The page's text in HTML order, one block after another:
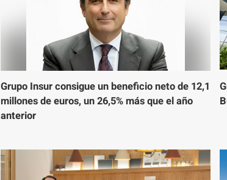
Grupo Insur consigue un beneficio neto de 12,1
millones de euros, un 26,5% más que el año
anterior